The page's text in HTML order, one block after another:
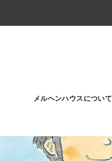
メルヘンハウスについて